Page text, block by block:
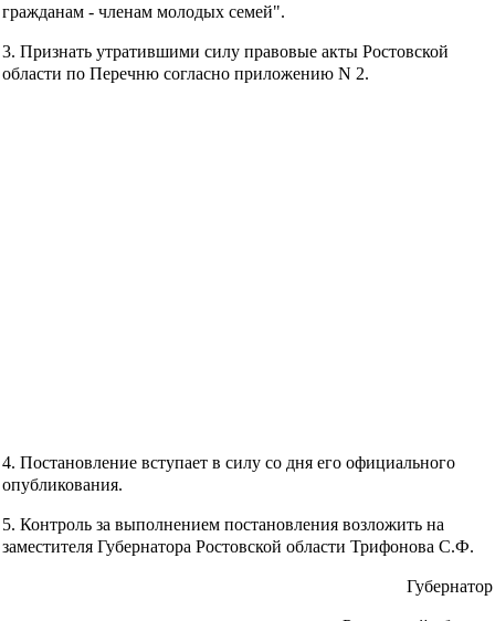
гражданам - членам молодых семей".
3. Признать утратившими силу правовые акты Ростовской
области по Перечню согласно приложению N 2.
4. Постановление вступает в силу со дня его официального
опубликования.
5. Контроль за выполнением постановления возложить на
заместителя Губернатора Ростовской области Трифонова С.Ф.
Губернатор